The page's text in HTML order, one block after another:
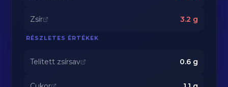
Zsír 3.2 g
RÉSZLETES ÉRTÉKEK
Telített zsírsav 0.6g